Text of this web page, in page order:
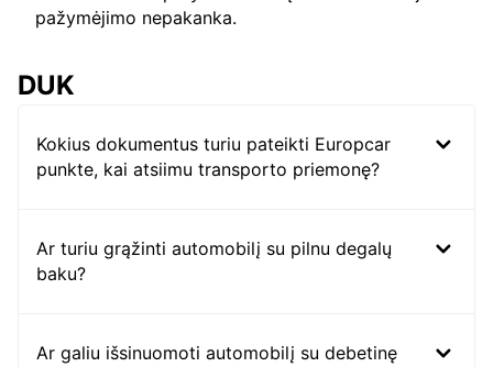
pažymėjimo nepakanka.
DUK
Kokius dokumentus turiu pateikti Europcar
punkte, kai atsiimu transporto priemonę?
Ar turiu grąžinti automobilį su pilnu degalų
baku?
Ar galiu išsinuomoti automobilį su debetinę